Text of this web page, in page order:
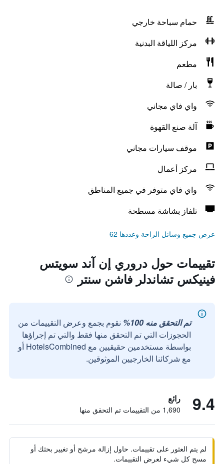
حمام سباحة خارجي
مركز اللياقة البدنية
مطعم
بار / صالة
واي فاي مجاني
آلة صنع القهوة
موقف سيارات مجاني
مركز أعمال
واي فاي متوفر في جميع المناطق
تلفاز بشاشة مسطحة
عرض جميع وسائل الراحة وعددها 62
تقييمات حول دروري إن آند سويتس
فينيكس تشاندلر فاشن سنتر
تم التحقق منه 100%
نقوم بجمع وعرض التقييمات من
الحجوزات التي تم التحقق منها فقط والتي تم إجراؤها
بواسطة مستخدمين حقيقيين مع HotelsCombined أو
مع شركائنا الخارجيين الموثوقين.
9.4 رائع
1,690 من التقييمات تم التحقق منها
لم يتم العثور على تقييمات. حاول إزالة مرشح أو تغيير بحثك أو
مسح كل شيء لعرض التقييمات.